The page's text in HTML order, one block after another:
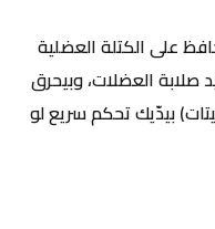
على الكتلة العضلية
صلابة العضلات، وبيحرق
بيدّيك تحكم سريع لو